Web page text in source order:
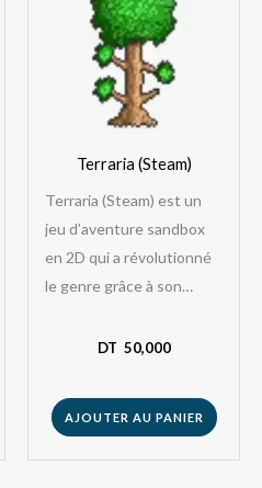
Terraria (Steam)
Terraria (Steam) est un
jeu d’aventure sandbox
en 2D qui a révolutionné
le genre grâce à son
d’exploration et sa
DT 50,000
AJOUTER AU PANIER